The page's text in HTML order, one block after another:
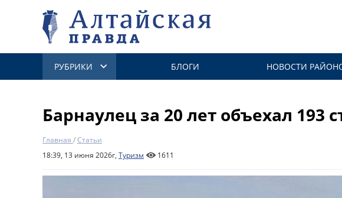
РУБРИКИ БЛОГИ НОВОСТИ
Барнаулец за 20 лет объехал 193
Главная /Статьи
18:39, 13 июня 2026г, Туризм 1611